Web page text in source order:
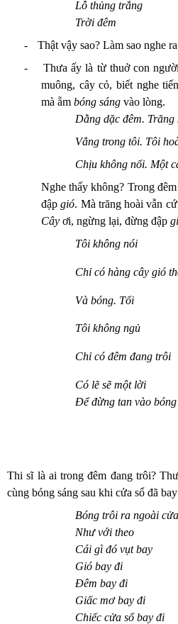
Lỗ thủng trắng
Trời đêm
-
Thật vậy sao? Làm sao nghe
-
Thưa ấy là từ thuở con
muông, cây cỏ, biết nghe
mà ẵm bóng sáng vào lòng.
Dằng dặc đêm.
Vắng trong tôi. Tôi
Chịu không nổi. Một
Nghe thấy không? Trong
đậpgió. Mà trăng hoài vẫn
Cây ơi, ngừng lại, đừng đập
Tôi không nói
Chỉ có hàng cây gió
Và bóng. Tối
Tôi không ngủ
Chỉ có đêm đang trôi
Có lẽ sẽ một lời
Để đừng tan vào
Thi sĩ là ai trong đêm đang trôi?
cùng bóng sáng sau khi cửa sổ đã
Bóng trôi ra ngoài
Như với theo
Cái gì đó vụt bay
Gió bay đi
Đêm bay đi
Giấc mơ bay đi
Chiếc cửa sổ bay đi